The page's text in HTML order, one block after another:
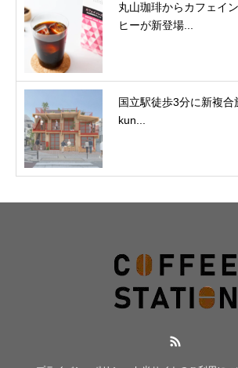
丸山珈琲からカフェイ
ヒーが新登場...
国立駅徒歩3分に新複合
kun...